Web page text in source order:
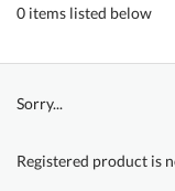
0 items listed below
Sorry...
Registered product is